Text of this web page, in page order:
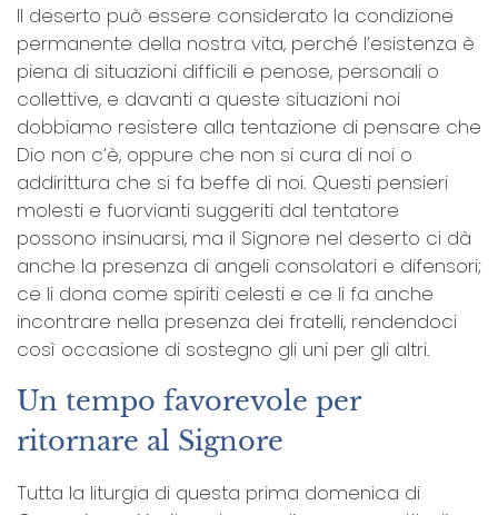
Il deserto può essere considerato la condizione
permanente della nostra vita, perché l’esistenza è
piena di situazioni difficili e penose, personali o
collettive, e davanti a queste situazioni noi
dobbiamo resistere alla tentazione di pensare che
Dio non c’è, oppure che non si cura di noi o
addirittura che si fa beffe di noi. Questi pensieri
molesti e fuorvianti suggeriti dal tentatore
possono insinuarsi, ma il Signore nel deserto ci dà
anche la presenza di angeli consolatori e difensori;
ce li dona come spiriti celesti e ce li fa anche
incontrare nella presenza dei fratelli, rendendoci
così occasione di sostegno gli uni per gli altri.
Un tempo favorevole per
ritornare al Signore
Tutta la liturgia di questa prima domenica di